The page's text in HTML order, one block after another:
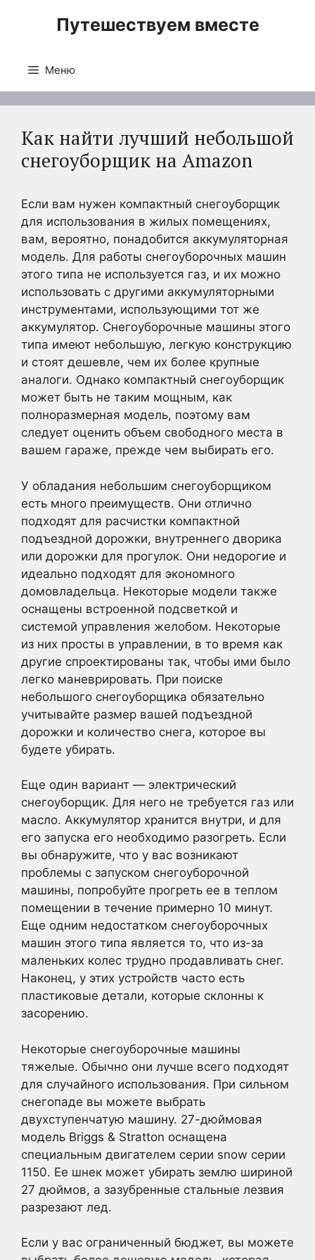
Путешествуем вместе
Меню
Как найти лучший небольшой
снегоуборщик на Amazon
Если вам нужен компактный снегоуборщик
для использования в жилых помещениях,
вам, вероятно, понадобится аккумуляторная
модель. Для работы снегоуборочных машин
этого типа не используется газ, и их можно
использовать с другими аккумуляторными
инструментами, использующими тот же
аккумулятор. Снегоуборочные машины этого
типа имеют небольшую, легкую конструкцию
и стоят дешевле, чем их более крупные
аналоги. Однако компактный снегоуборщик
может быть не таким мощным, как
полноразмерная модель, поэтому вам
следует оценить объем свободного места в
вашем гараже, прежде чем выбирать его.
У обладания небольшим снегоуборщиком
есть много преимуществ. Они отлично
подходят для расчистки компактной
подъездной дорожки, внутреннего дворика
или дорожки для прогулок. Они недорогие и
идеально подходят для экономного
домовладельца. Некоторые модели также
оснащены встроенной подсветкой и
системой управления желобом. Некоторые
из них просты в управлении, в то время как
другие спроектированы так, чтобы ими было
легко маневрировать. При поиске
небольшого снегоуборщика обязательно
учитывайте размер вашей подъездной
дорожки и количество снега, которое вы
будете убирать.
Еще один вариант — электрический
снегоуборщик. Для него не требуется газ или
масло. Аккумулятор хранится внутри, и для
его запуска его необходимо разогреть. Если
вы обнаружите, что у вас возникают
проблемы с запуском снегоуборочной
машины, попробуйте прогреть ее в теплом
помещении в течение примерно 10 минут.
Еще одним недостатком снегоуборочных
машин этого типа является то, что из-за
маленьких колес трудно продавливать снег.
Наконец, у этих устройств часто есть
пластиковые детали, которые склонны к
засорению.
Некоторые снегоуборочные машины
тяжелые. Обычно они лучше всего подходят
для случайного использования. При сильном
снегопаде вы можете выбрать
двухступенчатую машину. 27-дюймовая
модель Briggs & Stratton оснащена
специальным двигателем серии snow серии
1150. Ее шнек может убирать землю шириной
27 дюймов, а зазубренные стальные лезвия
разрезают лед.
Если у вас ограниченный бюджет, вы можете